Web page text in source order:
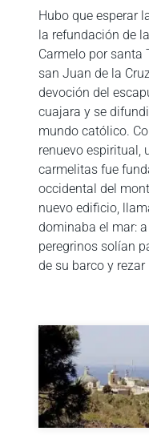
Hubo que esperar
la refundación de
Carmelo por santa
san Juan de la
devoción del
cuajara y se
mundo católico.
renuevo espiritual,
carmelitas fue
occidental del
nuevo edificio,
dominaba el mar:
peregrinos solían
de su barco y rezar